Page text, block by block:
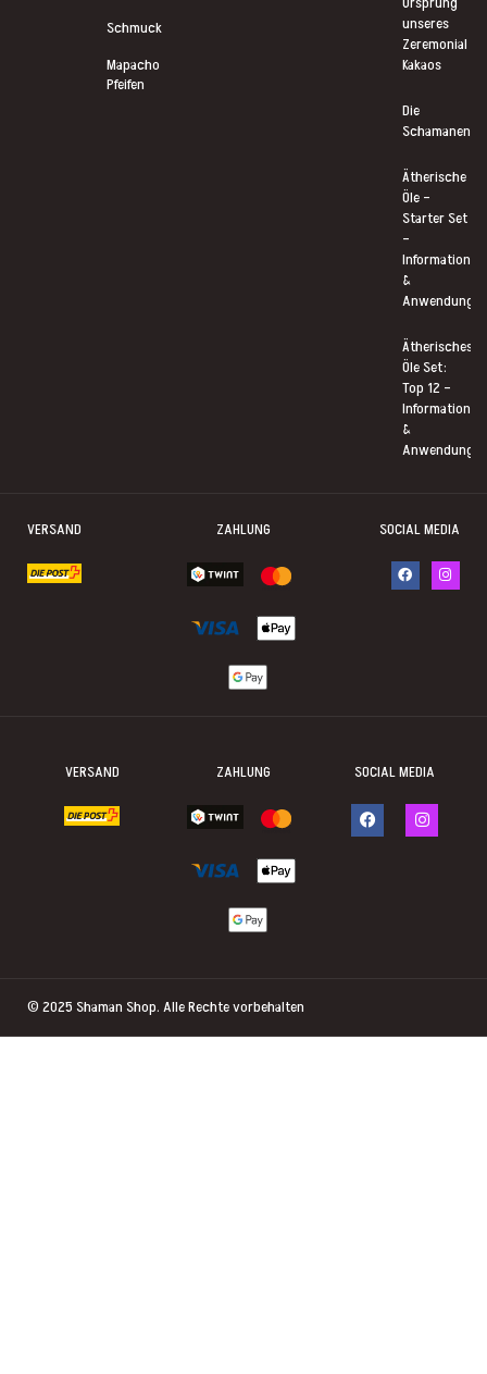
Schmuck
Mapacho
Pfeifen
unseres
Zeremonial
Kakaos
Die
Ätherische
Öle –
Starter Set
–
Informationen
&
Anwendung
Ätherisches
Öle Set:
Top 12 –
Informationen
&
Anwendung
VERSAND ZAHLUNG SOCIAL MEDIA
VERSAND ZAHLUNG SOCIAL MEDIA
© 2025 Shaman Shop. Alle Rechte vorbehalten